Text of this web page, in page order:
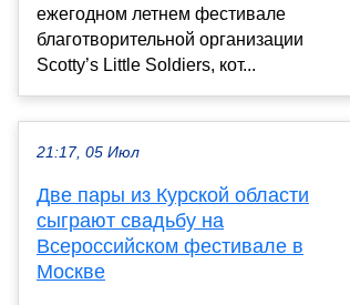
ежегодном летнем фестивале
благотворительной организации
Scotty’s Little Soldiers, кот...
21:17, 05 Июл
Две пары из Курской области
сыграют свадьбу на
Всероссийском фестивале в
Москве